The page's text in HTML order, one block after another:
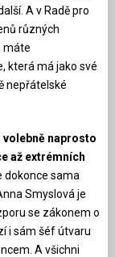
A v Radě pro
různých
máte
která má jako své
nepřátelské
naprosto
až extrémních
dokonce sama
Smyslová je
se zákonem o
i sám šéf útvaru
A všichni